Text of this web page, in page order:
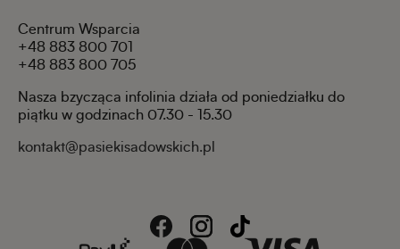
Centrum Wsparcia
+48 883 800 701
+48 883 800 705
Nasza bzycząca infolinia działa od poniedziałku do
piątku w godzinach 07.30 - 15.30
kontakt@pasiekisadowskich.pl